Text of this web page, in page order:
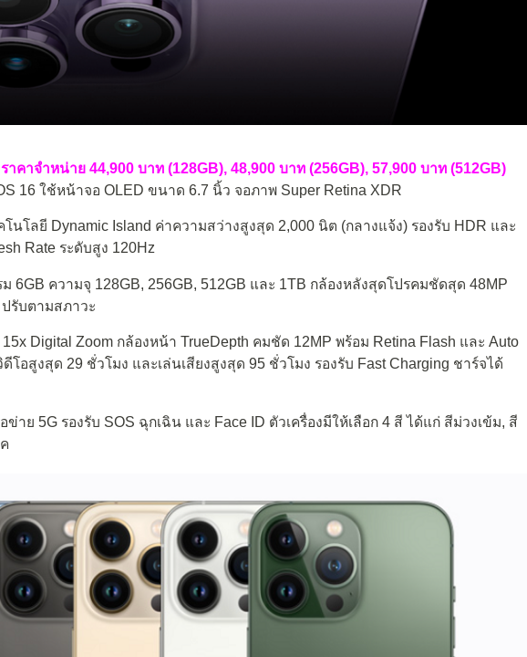
าคาจำหน่าย 44,900 บาท (128GB), 48,900 บาท (256GB), 57,900 บาท (512GB)
16 ใช้หน้าจอ OLED ขนาด 6.7 นิ้ว จอภาพ Super Retina XDR
นโลยี Dynamic Island ค่าความสว่างสูงสุด 2,000 นิต (กลางแจ้ง) รองรับ HDR และ
Rate ระดับสูง 120Hz
6GB ความจุ 128GB, 256GB, 512GB และ 1TB กล้องหลังสุดโปรคมชัดสุด 48MP
รับตามสภาวะ
15x Digital Zoom กล้องหน้า TrueDepth คมชัด 12MP พร้อม Retina Flash และ Auto
โอสูงสุด 29 ชั่วโมง และเล่นเสียงสูงสุด 95 ชั่วโมง รองรับ Fast Charging ชาร์จได้
าย 5G รองรับ SOS ฉุกเฉิน และ Face ID ตัวเครื่องมีให้เลือก 4 สี ได้แก่ สีม่วงเข้ม, สี